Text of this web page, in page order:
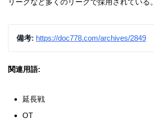
リーグなど多くのリーグで採用されている。
備考: https://doc778.com/archives/2849
関連用語:
延長戦
OT